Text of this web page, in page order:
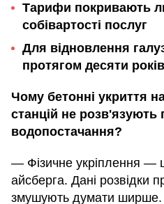
Тарифи покривають
собівартості послуг
Для відновлення
протягом десяти років
Чому бетонні укриття
станцій не розв'язують
водопостачання?
— Фізичне укріплення —
айсберга. Дані розвідки
змушують думати